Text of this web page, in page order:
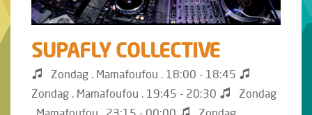
SUPAFLY COLLECTIVE
Zondag . Mamafoufou . 18:00 - 18:45
Zondag . Mamafoufou . 19:45 - 20:30
Zondag